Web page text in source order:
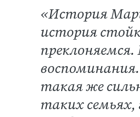
«История
история
такая же
таких семьях,